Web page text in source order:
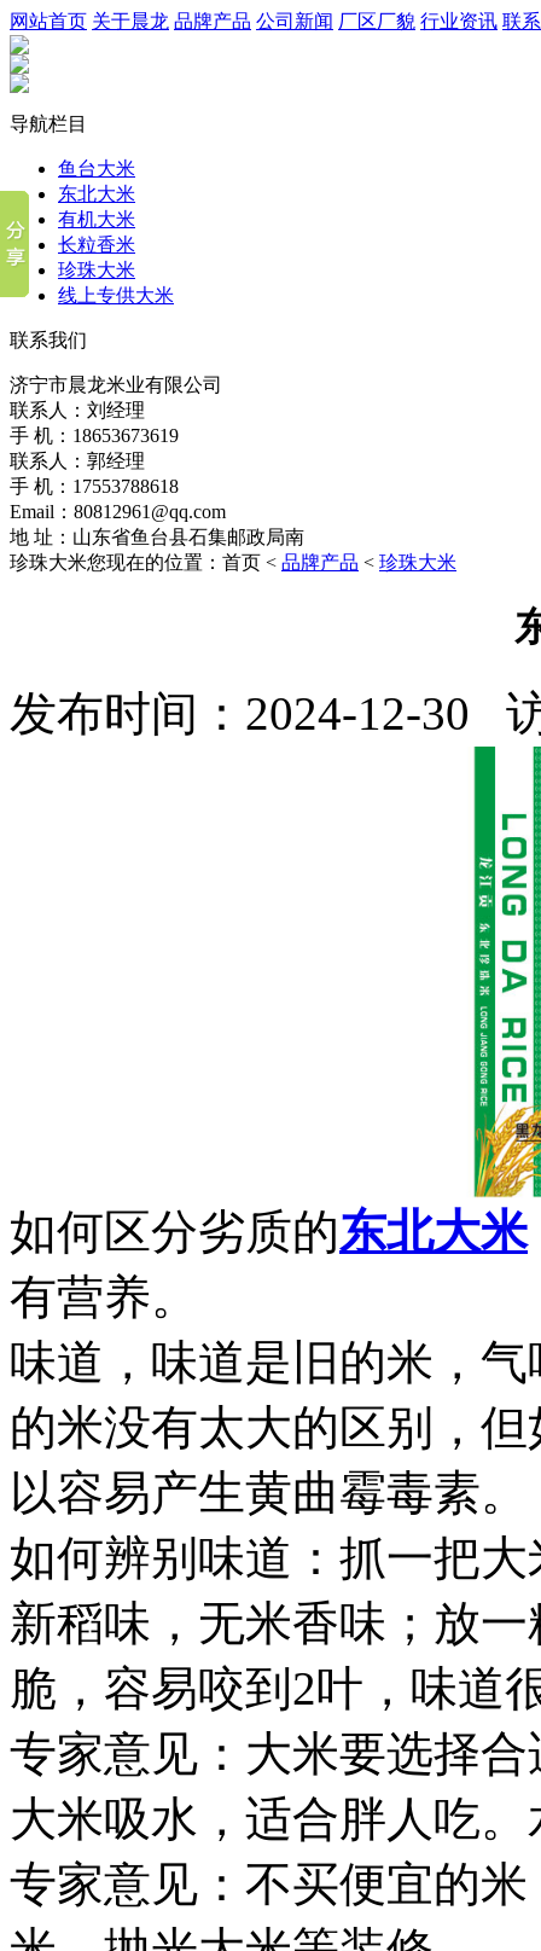
网站首页 关于晨龙 品牌产品 公司新闻 厂区厂貌 行业资讯 联
导航栏目
鱼台大米
东北大米
有机大米
长粒香米
珍珠大米
线上专供大米
联系我们
济宁市晨龙米业有限公司
联系人：刘经理
手 机：18653673619
联系人：郭经理
手 机：17553788618
Email：80812961@qq.com
地 址：山东省鱼台县石集邮政局南
珍珠大米您现在的位置：首页 < 品牌产品 < 珍珠大米
发布时间：2024-12-30
如何区分劣质的东北大米
有营养。
味道，味道是旧的米，
的米没有太大的区别，
以容易产生黄曲霉毒素。
如何辨别味道：抓一把
新稻味，无米香味；放
脆，容易咬到2叶，味道
专家意见：大米要选择
大米吸水，适合胖人吃
专家意见：不买便宜的